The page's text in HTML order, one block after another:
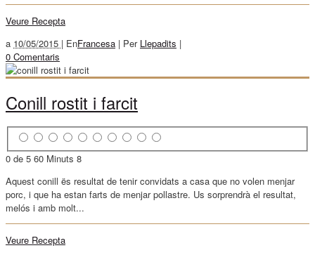
Veure Recepta
a 10/05/2015 | EnFrancesa | Per Llepadits |
0 Comentaris
Conill rostit i farcit
0 de 5 60 Minuts 8
Aquest conill ës resultat de tenir convidats a casa que no volen menjar
porc, i que ha estan farts de menjar pollastre. Us sorprendrà el resultat,
melós i amb molt...
Veure Recepta